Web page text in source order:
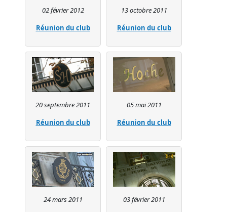
02 février 2012
Réunion du club
13 octobre 2011
Réunion du club
20 septembre 2011
Réunion du club
05 mai 2011
Réunion du club
24 mars 2011
03 février 2011